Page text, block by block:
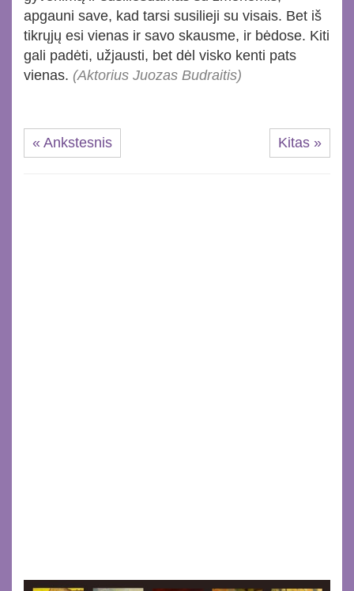
apgauni save, kad tarsi susilieji su visais. Bet iš
tikrųjų esi vienas ir savo skausme, ir bėdose. Kiti
gali padėti, užjausti, bet dėl visko kenti pats
vienas. (Aktorius Juozas Budraitis)
« Ankstesnis Kitas »